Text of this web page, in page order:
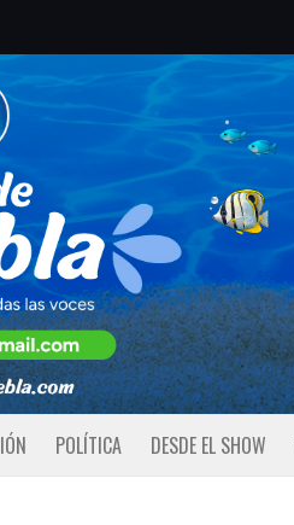
POLÍTICA DESDE EL SHOW